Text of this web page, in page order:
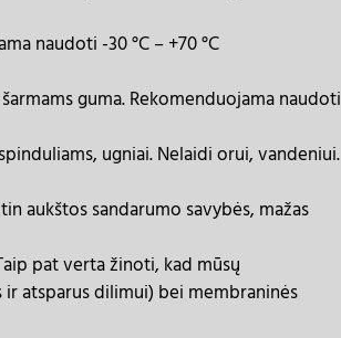
naudoti -30 °C – +70 °C
guma. Rekomenduojama naudoti
ugniai. Nelaidi orui, vandeniui.
aukštos sandarumo savybės, mažas
pat verta žinoti, kad mūsų
atsparus dilimui) bei membraninės